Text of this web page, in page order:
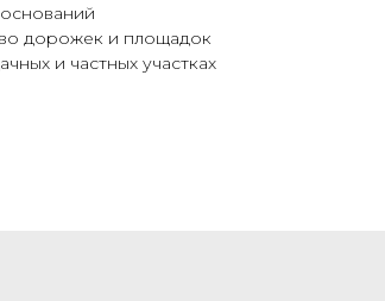
дорожек и площадок
и частных участках